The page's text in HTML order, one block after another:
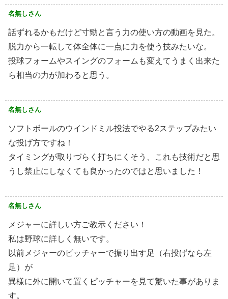
名無しさん
話ずれるかもだけど寸勁と言う力の使い方の動画を見た。
脱力から一転して体全体に一点に力を使う技みたいな。
投球フォームやスイングのフォームも変えてうまく出来た
ら相当の力が加わると思う。
名無しさん
ソフトボールのウインドミル投法でやる2ステップみたい
な投げ方ですね！
タイミングが取りづらく打ちにくそう、これも技術だと思
うし禁止にしなくても良かったのではと思いました！
名無しさん
メジャーに詳しい方ご教示ください！
私は野球に詳しく無いです。
以前メジャーのピッチャーで振り出す足（右投げなら左
足）が
異様に外に開いて置くピッチャーを見て驚いた事がありま
す。